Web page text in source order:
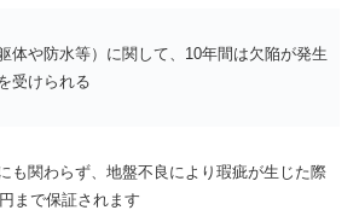
体や防水等）に関して、10年間は欠陥が発生
受けられる
も関わらず、地盤不良により瑕疵が生じた際
まで保証されます